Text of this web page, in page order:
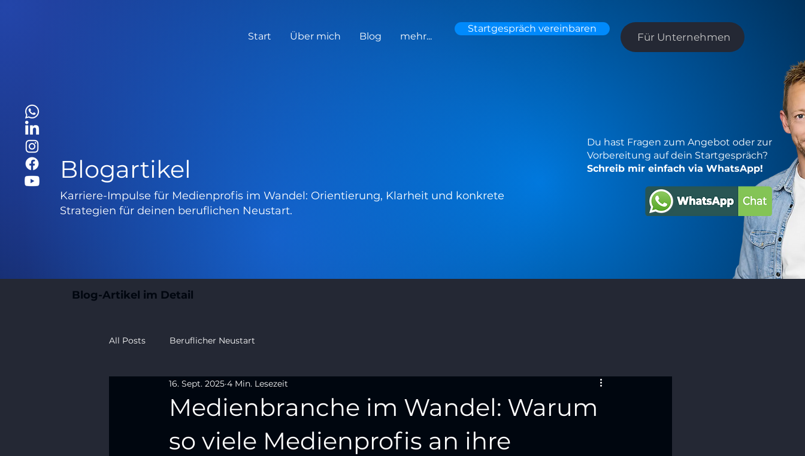
Start Über mich Blog mehr...
Startgespräch vereinbaren
Für Unternehmen
Blogartikel
Karriere-Impulse für Medienprofis im Wandel: Orientierung, Klarheit und konkrete
Strategien für deinen beruflichen Neustart.
Du hast Fragen zum Angebot oder zur
Vorbereitung auf dein Startgespräch?
Schreib mir einfach via WhatsApp!
Blog-Artikel im Detail
All Posts Beruflicher Neustart
Medienbranche im Wandel: Warum
so viele Medienprofis an ihre
16. Sept. 2025 4 Min. Lesezeit